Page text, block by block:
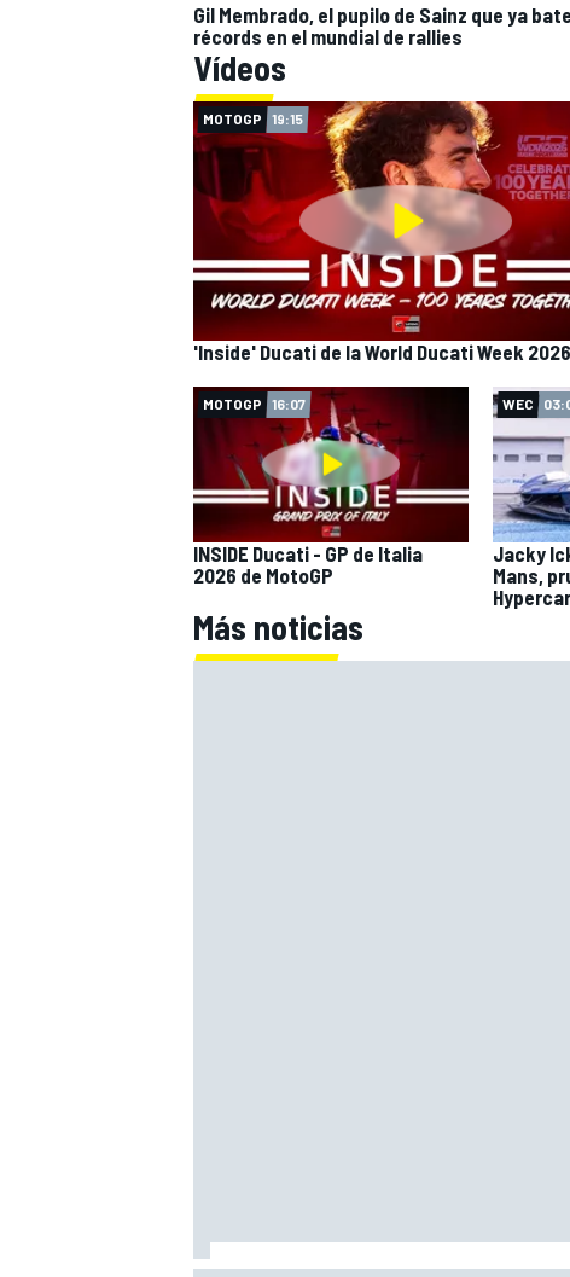
Gil Membrado, el pupilo de Sainz que ya bate
récords en el mundial de rallies
Vídeos
MOTOGP 19:15
'Inside' Ducati de la World Ducati Week 2026
MOTOGP 16:07
INSIDE Ducati - GP de Italia
2026 de MotoGP
WEC
Jacky
Mans,
Hypercar
Más noticias